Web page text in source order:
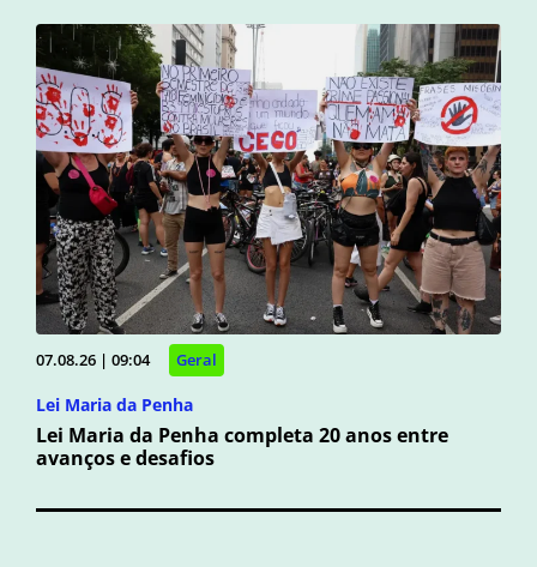
07.08.26 | 09:04 Geral
Lei Maria da Penha
Lei Maria da Penha completa 20 anos entre
avanços e desafios